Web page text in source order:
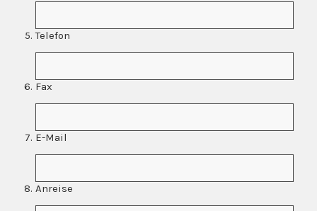
Telefon
Fax
E-Mail
Anreise